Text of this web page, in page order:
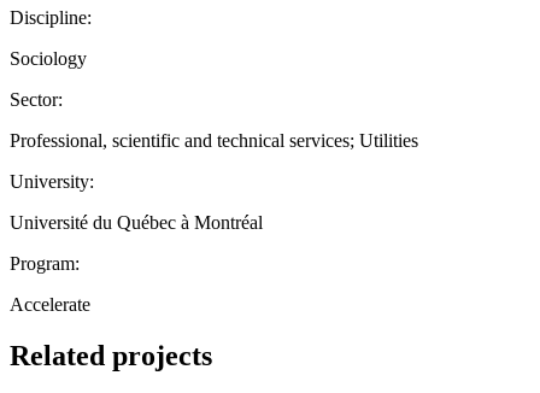
Discipline:
Sociology
Sector:
Professional, scientific and technical services; Utilities
University:
Université du Québec à Montréal
Program:
Accelerate
Related projects